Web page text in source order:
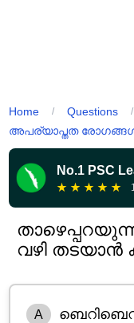
Home / Questions /
അപര്യാപ്തത
No.1 PSC
★ ★ ★ ★ ★
വഴി തടയാൻ
A